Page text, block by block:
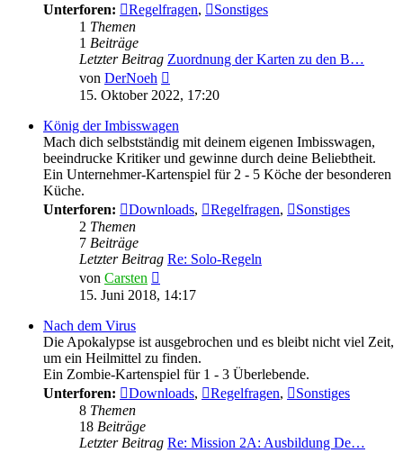
Unterforen:
Regelfragen,
Sonstiges
1 Themen
1 Beiträge
Letzter Beitrag Zuordnung der Karten zu den B…
von DerNoeh
Beitrag
15. Oktober 2022, 17:20
König der Imbisswagen
Mach dich selbstständig mit deinem eigenen Imbisswagen,
beeindrucke Kritiker und gewinne durch deine Beliebtheit.
Ein Unternehmer-Kartenspiel für 2 - 5 Köche der besonderen
Küche.
Unterforen:
Downloads, Regelfragen,
Sonstiges
2 Themen
7 Beiträge
Letzter Beitrag Re: Solo-Regeln
von Carsten
Beitrag
15. Juni 2018, 14:17
Nach dem Virus
Die Apokalypse ist ausgebrochen und es bleibt nicht viel Zeit,
um ein Heilmittel zu finden.
Ein Zombie-Kartenspiel für 1 - 3 Überlebende.
Unterforen:
Downloads, Regelfragen,
Sonstiges
8 Themen
18 Beiträge
Letzter Beitrag Re: Mission 2A: Ausbildung De…